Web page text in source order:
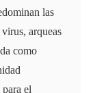
las
arqueas
como
el